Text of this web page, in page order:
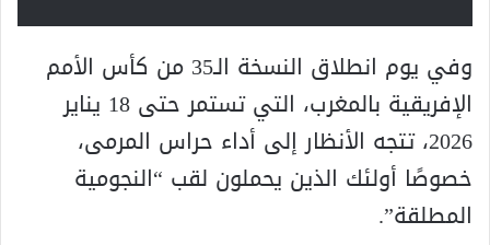
وفي يوم انطلاق النسخة الـ35 من كأس الأمم
الإفريقية بالمغرب، التي تستمر حتى 18 يناير
2026، تتجه الأنظار إلى أداء حراس المرمى،
خصوصًا أولئك الذين يحملون لقب “النجومية
المطلقة”.